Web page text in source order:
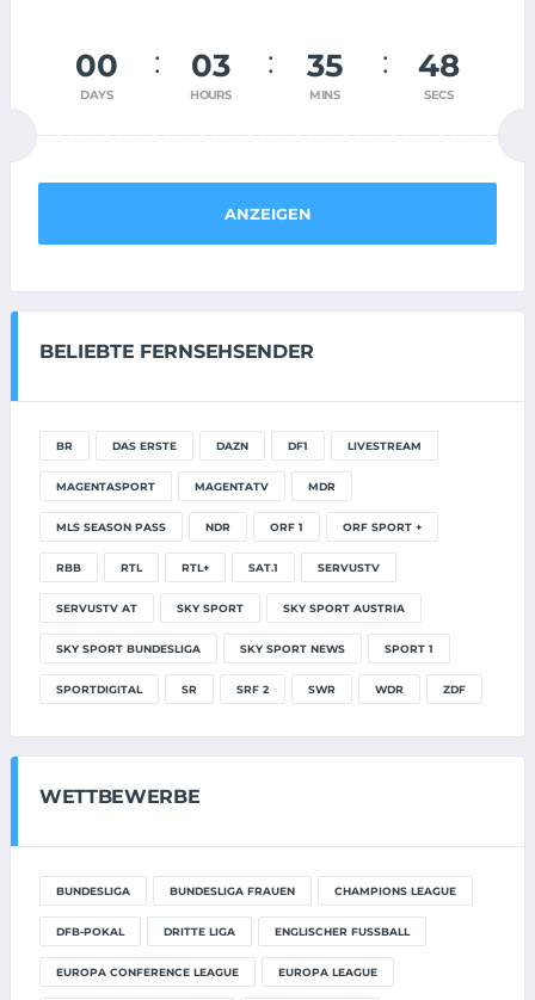
00
DAYS
03
HOURS
35
MINS
48
SECS
ANZEIGEN
BELIEBTE FERNSEHSENDER
BR DAS ERSTE DAZN DF1 LIVESTREAM
MAGENTASPORT MAGENTATV MDR
MLS SEASON PASS NDR ORF 1 ORF SPORT +
RBB RTL RTL+ SAT.1 SERVUSTV
SERVUSTV AT SKY SPORT SKY SPORT AUSTRIA
SKY SPORT BUNDESLIGA SKY SPORT NEWS SPORT 1
SPORTDIGITAL SR SRF 2 SWR WDR ZDF
WETTBEWERBE
BUNDESLIGA BUNDESLIGA FRAUEN CHAMPIONS LEAGUE
DFB-POKAL DRITTE LIGA ENGLISCHER FUSSBALL
EUROPA CONFERENCE LEAGUE EUROPA LEAGUE